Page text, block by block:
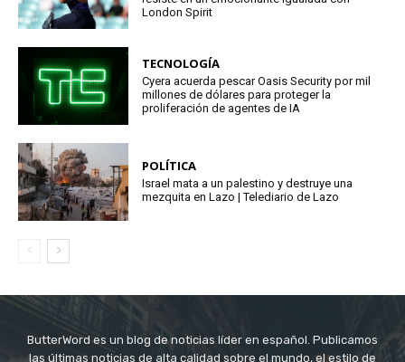
London Spirit
TECNOLOGÍA
Cyera acuerda pescar Oasis Security por mil
millones de dólares para proteger la
proliferación de agentes de IA
POLÍTICA
Israel mata a un palestino y destruye una
mezquita en Lazo | Telediario de Lazo
ButterWord es un blog de noticias líder en español. Publicamos
las últimas noticias de alta calidad sobre el mundo, el estilo de